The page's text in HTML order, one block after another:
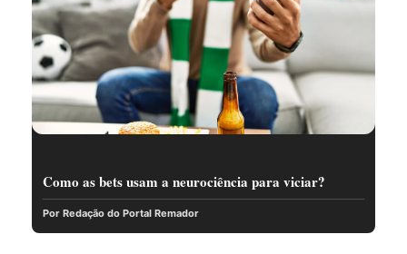
Como as bets usam a neurociência para viciar?
Por Redação do Portal Remador